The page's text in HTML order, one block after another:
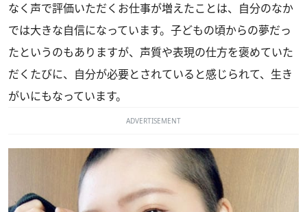
なく声で評価いただくお仕事が増えたことは、自分のなか
では大きな自信になっています。子どもの頃からの夢だっ
たというのもありますが、声質や表現の仕方を褒めていた
だくたびに、自分が必要とされていると感じられて、生き
がいにもなっています。
ADVERTISEMENT